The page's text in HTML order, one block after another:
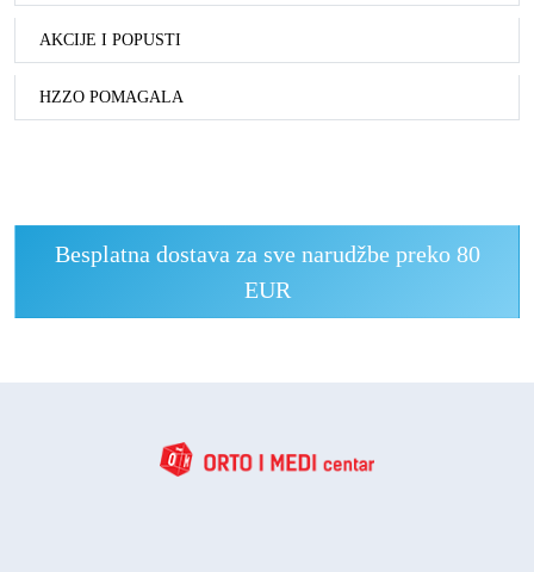
AKCIJE I POPUSTI
HZZO POMAGALA
Besplatna dostava za sve narudžbe preko 80
EUR